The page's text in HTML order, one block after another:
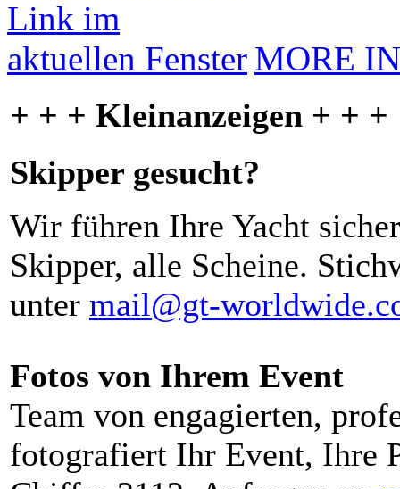
MORE
+ + + Kleinanzeigen + + +
Skipper gesucht?
Wir führen Ihre Yacht
Skipper, alle Scheine.
unter mail@gt-
Fotos von Ihrem Event
Team von engagierten,
fotografiert Ihr Event, Ihre